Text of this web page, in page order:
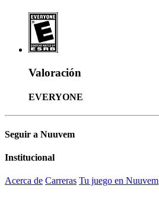
Valoración
EVERYONE
Seguir a Nuuvem
Institucional
Acerca de Carreras Tu juego en Nuuvem